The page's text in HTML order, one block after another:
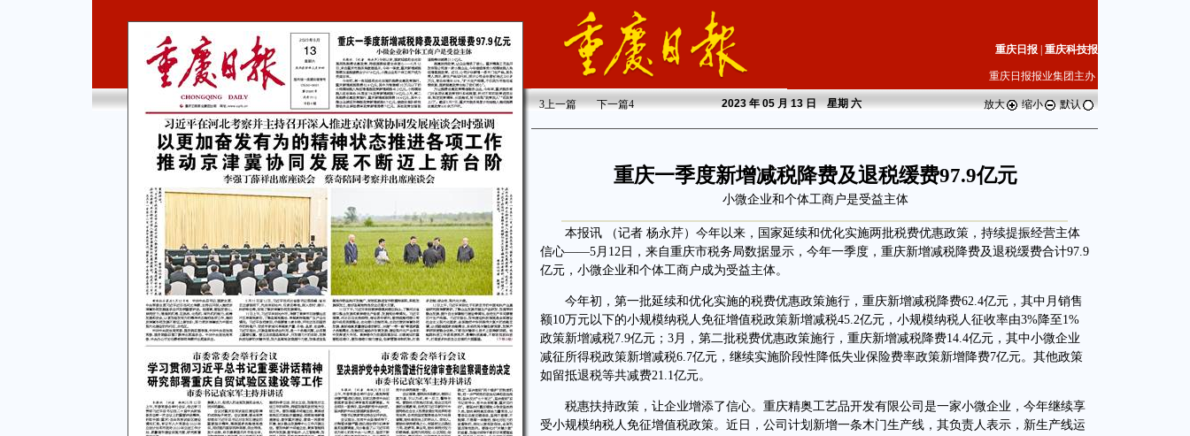
重庆日报 重庆科技报
重庆日报报业集团主办
3上一篇 下一篇4 2023年 05 月 13 日 星期六 放大 缩小 默认
重庆一季度新增减税降费及退税缓费97.9亿元
小微企业和个体工商户是受益主体
本报讯 （记者 杨永芹）今年以来，国家延续和优化实施两批税费优惠政策，持续提振经营主体
信心——5月12日，来自重庆市税务局数据显示，今年一季度，重庆新增减税降费及退税缓费合计97.9
亿元，小微企业和个体工商户成为受益主体。
今年初，第一批延续和优化实施的税费优惠政策施行，重庆新增减税降费62.4亿元，其中月销售
额10万元以下的小规模纳税人免征增值税政策新增减税45.2亿元，小规模纳税人征收率由3%降至1%
政策新增减税7.9亿元；3月，第二批税费优惠政策施行，重庆新增减税降费14.4亿元，其中小微企业
减征所得税政策新增减税6.7亿元，继续实施阶段性降低失业保险费率政策新增降费7亿元。其他政策
如留抵退税等共减费21.1亿元。
税惠扶持政策，让企业增添了信心。重庆精奥工艺品开发有限公司是一家小微企业，今年继续享
受小规模纳税人免征增值税政策。近日，公司计划新增一条木门生产线，其负责人表示，新生产线运